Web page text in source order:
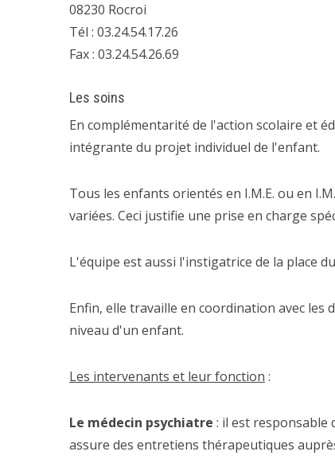
08230 Rocroi
Tél : 03.24.54.17.26
Fax : 03.24.54.26.69
Les soins
En complémentarité de l'action scolaire et
intégrante du projet individuel de l'enfant.
Tous les enfants orientés en I.M.E. ou en
variées. Ceci justifie une prise en charge
L'équipe est aussi l'instigatrice de la place
Enfin, elle travaille en coordination avec
niveau d'un enfant.
Les intervenants et leur fonction :
Le médecin psychiatre : il est
assure des entretiens thérapeutiques